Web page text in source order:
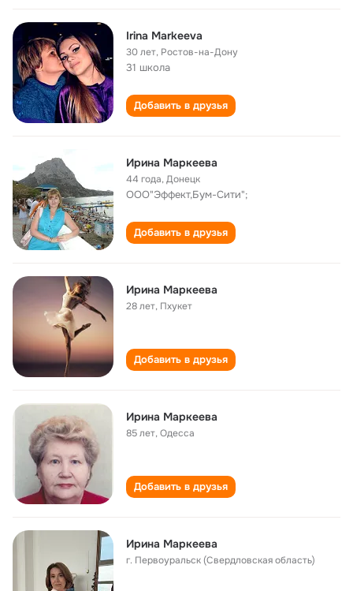
Irina Markeeva
30 лет, Ростов-на-Дону
31 школа
Добавить в друзья
Ирина Маркеева
44 года,Донецк
ООО"Эффект,Бум-Сити";
Добавить в друзья
Ирина Маркеева
28 лет, Пхукет
Добавить в друзья
Ирина Маркеева
85 лет,Одесса
Добавить в друзья
Ирина Маркеева
г. Первоуральск (Свердловская область)